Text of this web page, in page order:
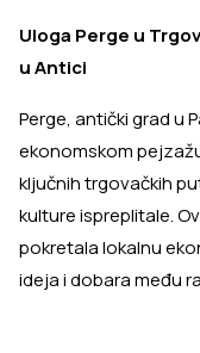
Uloga Perge u
u Antici
Perge, antički grad u
ekonomskom
ključnih trgovačkih
kulture ispreplitale.
pokretala lokalnu
ideja i dobara među